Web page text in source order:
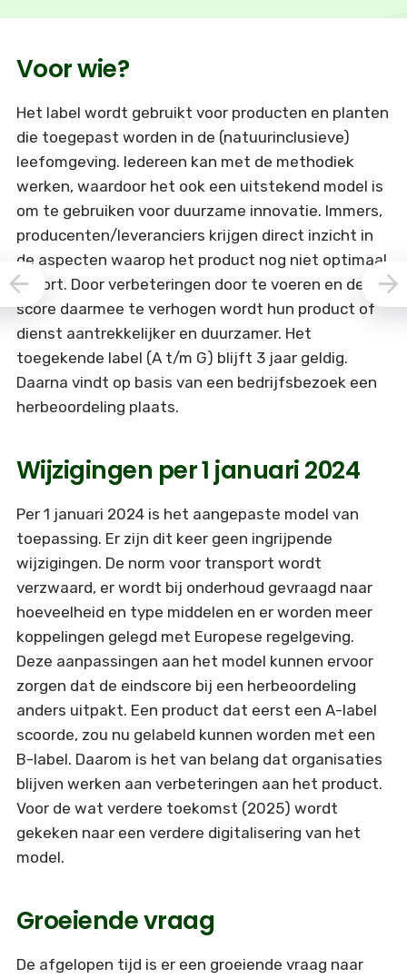
Voor wie?
Het label wordt gebruikt voor producten en planten
die toegepast worden in de (natuurinclusieve)
leefomgeving. Iedereen kan met de methodiek
werken, waardoor het ook een uitstekend model is
om te gebruiken voor duurzame innovatie. Immers,
producenten/leveranciers krijgen direct inzicht in
de aspecten waarop het product nog niet optimaal
scoort. Door verbeteringen door te voeren en de
score daarmee te verhogen wordt hun product of
dienst aantrekkelijker en duurzamer. Het
toegekende label (A t/m G) blijft 3 jaar geldig.
Daarna vindt op basis van een bedrijfsbezoek een
herbeoordeling plaats.
Wijzigingen per 1 januari 2024
Per 1 januari 2024 is het aangepaste model van
toepassing. Er zijn dit keer geen ingrijpende
wijzigingen. De norm voor transport wordt
verzwaard, er wordt bij onderhoud gevraagd naar
hoeveelheid en type middelen en er worden meer
koppelingen gelegd met Europese regelgeving.
Deze aanpassingen aan het model kunnen ervoor
zorgen dat de eindscore bij een herbeoordeling
anders uitpakt. Een product dat eerst een A-label
scoorde, zou nu gelabeld kunnen worden met een
B-label. Daarom is het van belang dat organisaties
blijven werken aan verbeteringen aan het product.
Voor de wat verdere toekomst (2025) wordt
gekeken naar een verdere digitalisering van het
model.
Groeiende vraag
De afgelopen tijd is er een groeiende vraag naar